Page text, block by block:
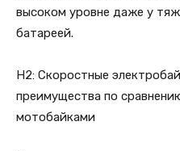
высоком уровне даже у
батареей.
H2: Скоростные
преимущества по
мотобайками